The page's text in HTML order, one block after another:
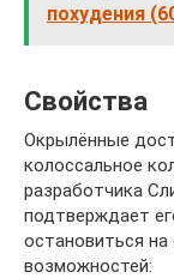
похудения
Свойства
Окрылённые
колоссальное
разработчика
подтверждает
остановиться
возможностей: